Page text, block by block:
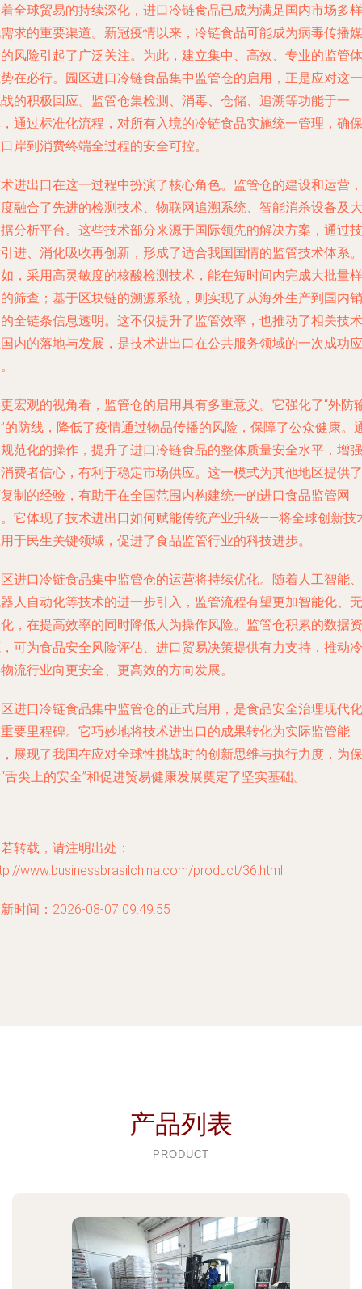
全球贸易的持续深化，进口冷链食品已成为满足国内市场多样
求的重要渠道。新冠疫情以来，冷链食品可能成为病毒传播媒
风险引起了广泛关注。为此，建立集中、高效、专业的监管体
在必行。园区进口冷链食品集中监管仓的启用，正是应对这一
的积极回应。监管仓集检测、消毒、仓储、追溯等功能于一
通过标准化流程，对所有入境的冷链食品实施统一管理，确保
岸到消费终端全过程的安全可控。
进出口在这一过程中扮演了核心角色。监管仓的建设和运营，
融合了先进的检测技术、物联网追溯系统、智能消杀设备及大
分析平台。这些技术部分来源于国际领先的解决方案，通过技
进、消化吸收再创新，形成了适合我国国情的监管技术体系。
，采用高灵敏度的核酸检测技术，能在短时间内完成大批量样
筛查；基于区块链的溯源系统，则实现了从海外生产到国内销
全链条信息透明。这不仅提升了监管效率，也推动了相关技术
内的落地与发展，是技术进出口在公共服务领域的一次成功应
宏观的视角看，监管仓的启用具有多重意义。它强化了“外防
的防线，降低了疫情通过物品传播的风险，保障了公众健康。
范化的操作，提升了进口冷链食品的整体质量安全水平，增强
费者信心，有利于稳定市场供应。这一模式为其他地区提供了
制的经验，有助于在全国范围内构建统一的进口食品监管网
它体现了技术进出口如何赋能传统产业升级——将全球创新技
于民生关键领域，促进了食品监管行业的科技进步。
进口冷链食品集中监管仓的运营将持续优化。随着人工智能、
人自动化等技术的进一步引入，监管流程有望更加智能化、无
，在提高效率的同时降低人为操作风险。监管仓积累的数据资
可为食品安全风险评估、进口贸易决策提供有力支持，推动冷
流行业向更安全、更高效的方向发展。
进口冷链食品集中监管仓的正式启用，是食品安全治理现代化
要里程碑。它巧妙地将技术进出口的成果转化为实际监管能
展现了我国在应对全球性挑战时的创新思维与执行力度，为保
舌尖上的安全”和促进贸易健康发展奠定了坚实基础。
转载，请注明出处：
www.businessbrasilchina.com/product/36.html
时间：2026-08-07 09:49:55
产品列表
PRODUCT